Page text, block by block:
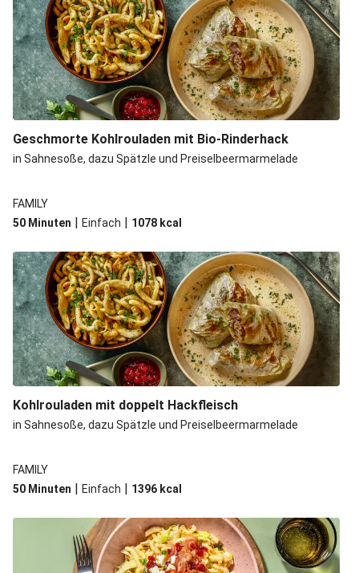
Geschmorte Kohlrouladen mit Bio-Rinderhack
in Sahnesoße, dazu Spätzle und Preiselbeermarmelade
FAMILY
50 Minuten | Einfach | 1078 kcal
Kohlrouladen mit doppelt Hackfleisch
in Sahnesoße, dazu Spätzle und Preiselbeermarmelade
FAMILY
50 Minuten | Einfach | 1396 kcal